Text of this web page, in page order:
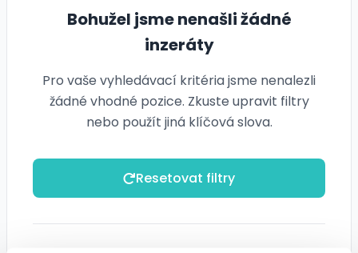
Bohužel jsme nenašli žádné
inzeráty
Pro vaše vyhledávací kritéria jsme nenalezli
žádné vhodné pozice. Zkuste upravit filtry
nebo použít jiná klíčová slova.
Resetovat filtry